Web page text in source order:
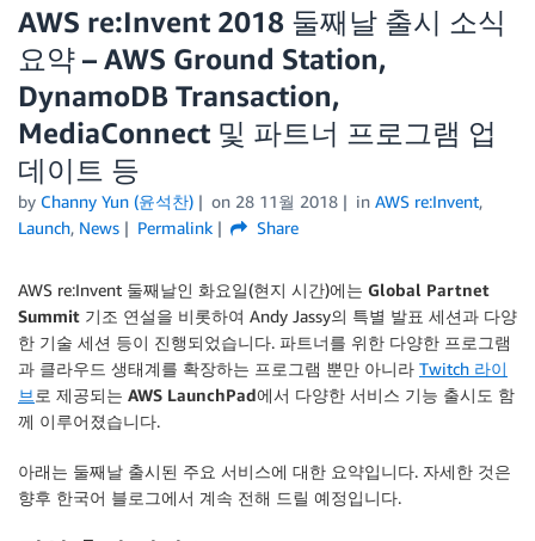
에디션
AWS re:Invent 2018 둘째날 출시 소식
요약 – AWS Ground Station,
DynamoDB Transaction,
MediaConnect 및 파트너 프로그램 업
데이트 등
by Channy Yun (윤석찬) on 28 11월 2018 in AWS re:Invent,
Launch, News Permalink Share
AWS re:Invent 둘째날인 화요일(현지 시간)에는 Global Partnet
Summit 기조 연설을 비롯하여 Andy Jassy의 특별 발표 세션과 다양
한 기술 세션 등이 진행되었습니다. 파트너를 위한 다양한 프로그램
과 클라우드 생태계를 확장하는 프로그램 뿐만 아니라 Twitch 라이
브 로 제공되는 AWS LaunchPad에서 다양한 서비스 기능 출시도 함
께 이루어졌습니다.
아래는 둘째날 출시된 주요 서비스에 대한 요약입니다. 자세한 것은
향후 한국어 블로그에서 계속 전해 드릴 예정입니다.